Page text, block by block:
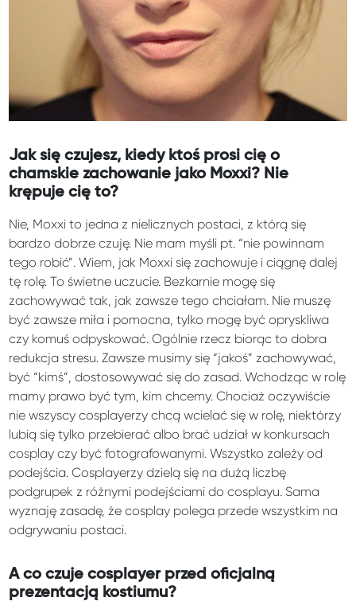
Jak się czujesz, kiedy ktoś prosi cię o
chamskie zachowanie jako Moxxi? Nie
krępuje cię to?
Nie, Moxxi to jedna z nielicznych postaci, z którą się
bardzo dobrze czuję. Nie mam myśli pt. “nie powinnam
tego robić”. Wiem, jak Moxxi się zachowuje i ciągnę dalej
tę rolę. To świetne uczucie. Bezkarnie mogę się
zachowywać tak, jak zawsze tego chciałam. Nie muszę
być zawsze miła i pomocna, tylko mogę być opryskliwa
czy komuś odpyskować. Ogólnie rzecz biorąc to dobra
redukcja stresu. Zawsze musimy się “jakoś” zachowywać,
być “kimś”, dostosowywać się do zasad. Wchodząc w rolę
mamy prawo być tym, kim chcemy. Chociaż oczywiście
nie wszyscy cosplayerzy chcą wcielać się w rolę, niektórzy
lubią się tylko przebierać albo brać udział w konkursach
cosplay czy być fotografowanymi. Wszystko zależy od
podejścia. Cosplayerzy dzielą się na dużą liczbę
podgrupek z różnymi podejściami do cosplayu. Sama
wyznaję zasadę, że cosplay polega przede wszystkim na
odgrywaniu postaci.
A co czuje cosplayer przed oficjalną
prezentacją kostiumu?